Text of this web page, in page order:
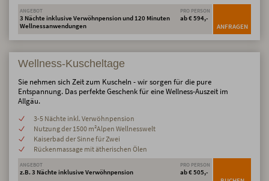
ANGEBOT
3 Nächte inklusive Verwöhnpension und 120 Minuten
Wellnessanwendungen
PRO PERSON
ab € 594,-
ANFRAGEN
Wellness-Kuscheltage
Sie nehmen sich Zeit zum Kuscheln - wir sorgen für die pure
Entspannung. Das perfekte Geschenk für eine Wellness-Auszeit im
Allgäu.
3-5 Nächte inkl. Verwöhnpension
Nutzung der 1500 m²Alpen Wellnesswelt
Kaiserbad der Sinne für Zwei
Rückenmassage mit ätherischen Ölen
ANGEBOT
z.B. 3 Nächte inklusive Verwöhnpension
PRO PERSON
ab € 505,-